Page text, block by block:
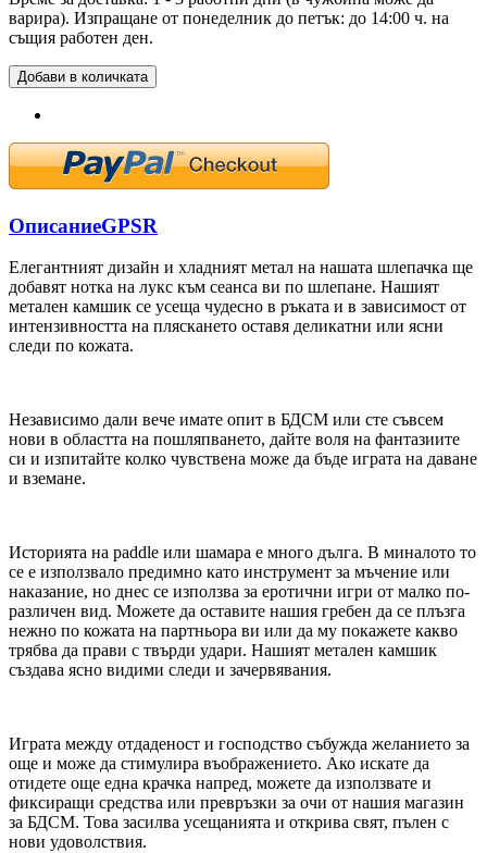
варира). Изпращане от понеделник до петък: до 14:00 ч. на
същия работен ден.
Добави в количката
ОписаниеGPSR
Елегантният дизайн и хладният метал на нашата шлепачка ще
добавят нотка на лукс към сеанса ви по шлепане. Нашият
метален камшик се усеща чудесно в ръката и в зависимост от
интензивността на пляскането оставя деликатни или ясни
следи по кожата.
Независимо дали вече имате опит в БДСМ или сте съвсем
нови в областта на пошляпването, дайте воля на фантазиите
си и изпитайте колко чувствена може да бъде играта на даване
и вземане.
Историята на paddle или шамара е много дълга. В миналото то
се е използвало предимно като инструмент за мъчение или
наказание, но днес се използва за еротични игри от малко по-
различен вид. Можете да оставите нашия гребен да се плъзга
нежно по кожата на партньора ви или да му покажете какво
трябва да прави с твърди удари. Нашият метален камшик
създава ясно видими следи и зачервявания.
Играта между отдаденост и господство събужда желанието за
още и може да стимулира въображението. Ако искате да
отидете още една крачка напред, можете да използвате и
фиксиращи средства или превръзки за очи от нашия магазин
за БДСМ. Това засилва усещанията и открива свят, пълен с
нови удоволствия.